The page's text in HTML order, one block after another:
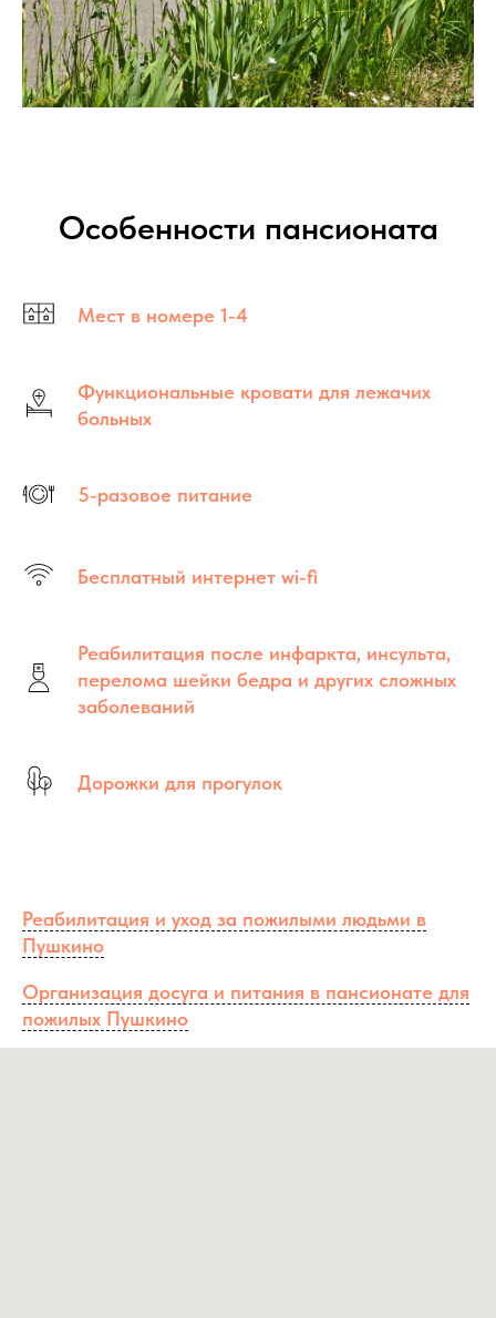
Особенности пансионата
Мест в номере 1-4
Функциональные кровати для лежачих
больных
5-разовое питание
Бесплатный интернет wi-fi
Реабилитация после инфаркта, инсульта,
перелома шейки бедра и других сложных
заболеваний
Дорожки для прогулок
Реабилитация и уход за пожилыми людьми в
Пушкино
Организация досуга и питания в пансионате для
пожилых Пушкино